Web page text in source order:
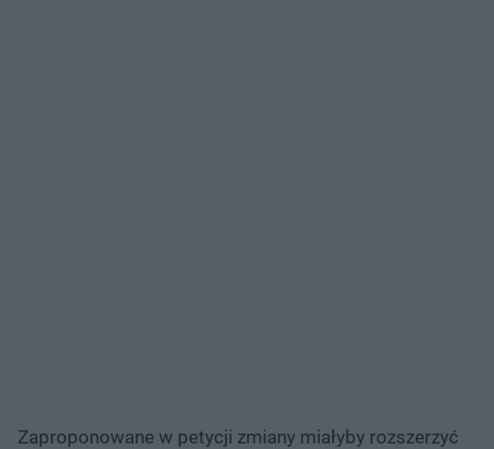
Zaproponowane w petycji zmiany miałyby rozszerzyć